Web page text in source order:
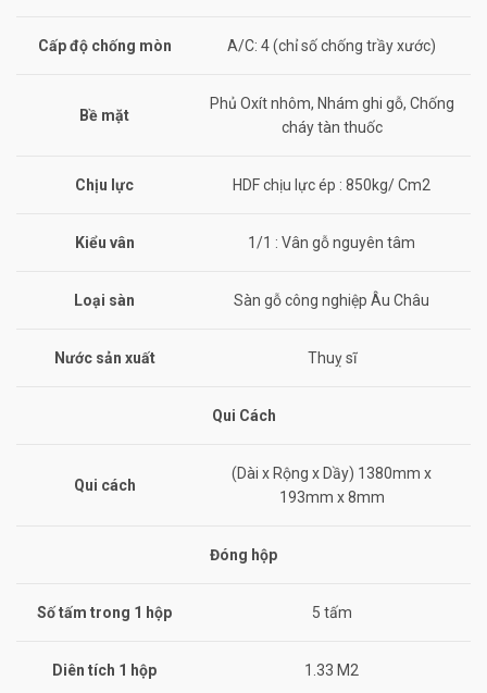
Cấp độ chống mòn A/C: 4 (chỉ số chống trầy xước)
Bề mặt
Phủ Oxít nhôm, Nhám ghi gỗ, Chống
cháy tàn thuốc
Chịu lực HDF chịu lực ép : 850kg/ Cm2
Kiểu vân 1/1 : Vân gỗ nguyên tâm
Loại sàn Sàn gỗ công nghiệp Âu Châu
Nước sản xuất Thuỵ sĩ
Qui Cách
Qui cách
(Dài x Rộng x Dầy) 1380mm x
193mm x 8mm
Đóng hộp
Số tấm trong 1 hộp 5 tấm
Diên tích 1 hộp 1.33 M2